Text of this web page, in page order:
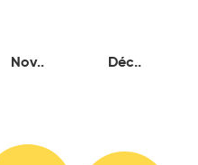
Nov.. Déc..